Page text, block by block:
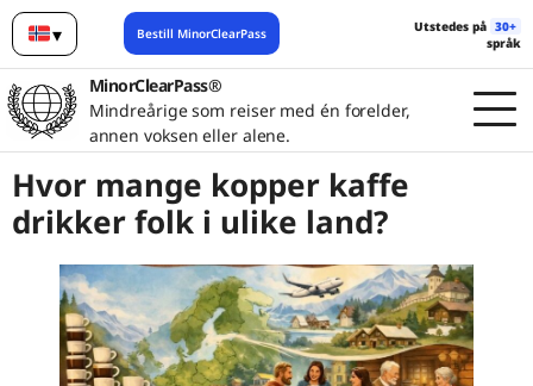
▾
Norsk
Bestill MinorClearPass Utstedes på 30+
språk
MinorClearPass®
Mindreårige som reiser med én forelder,
annen voksen eller alene.
Hvor mange kopper kaffe
drikker folk i ulike land?